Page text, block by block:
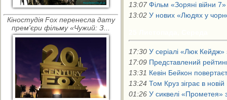
Кіностудія Fox перенесла дату
прем'єри фільму «Чужий: З...
13:07 Фільм «Зоряні війни
13:02 У нових «Людях у
17:30 У серіалі «Люк
17:09 Представлений
13:31 Кевін Бейкон
13:24 Том Круз зіграє в новій
01:26 У сиквелі «Прометея»